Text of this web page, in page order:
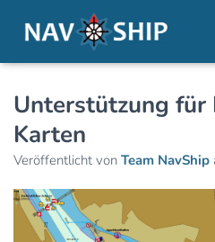
Unterstützung für
Karten
Veröffentlicht von Team NavShip